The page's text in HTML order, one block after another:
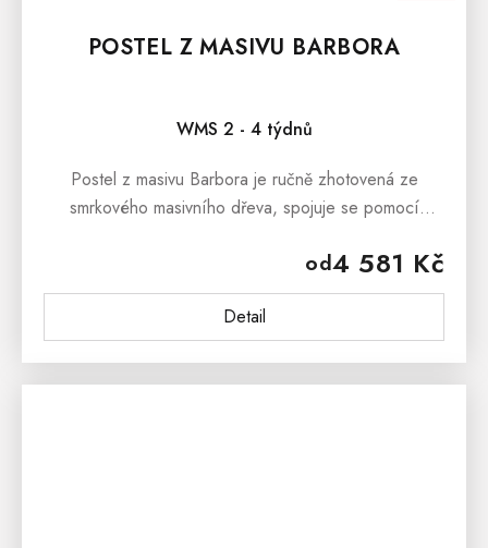
POSTEL Z MASIVU BARBORA
WMS 2 - 4 týdnů
od4 581 Kč
Detail
Postel z masivu Barbora je ručně zhotovená ze
smrkového masivního dřeva, spojuje se pomocí
Postel Barbora je ošetřena bezbarvým...